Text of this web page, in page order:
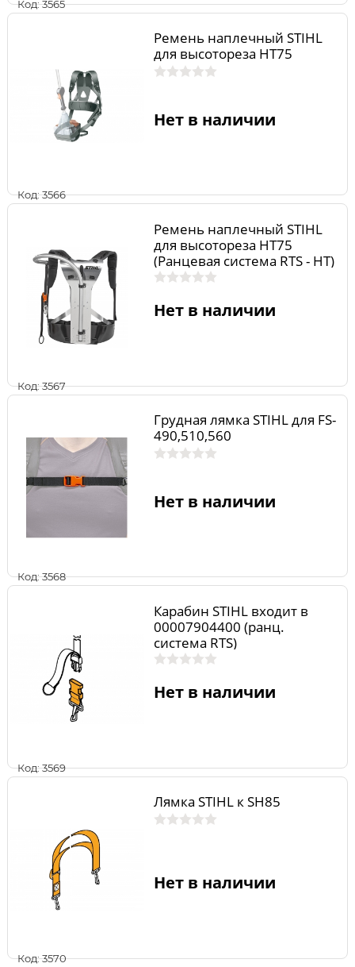
Код: 3565
Код: 3566
Ремень наплечный STIHL
для высотореза HT75
Нет в наличии
Код: 3567
Ремень наплечный STIHL
для высотореза HT75
(Ранцевая система RTS - HT)
Нет в наличии
Код: 3568
Грудная лямка STIHL для FS-
490,510,560
Нет в наличии
Код: 3569
Карабин STIHL входит в
00007904400 (ранц.
система RTS)
Нет в наличии
Код: 3570
Лямка STIHL к SH85
Нет в наличии